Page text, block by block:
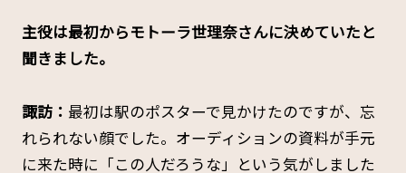
――主役は最初からモトーラ世理奈さんに決めていたと
聞きました。
諏訪： 最初は駅のポスターで見かけたのですが、忘
れられない顔でした。オーディションの資料が手元
に来た時に「この人だろうな」という気がしました